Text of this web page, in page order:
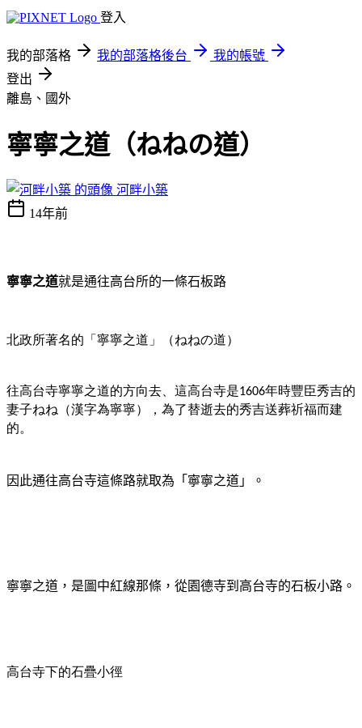
登入
我的部落格 我的部落格後台
我的帳號
登出
離島、國外
寧寧之道（ねねの道）
河畔小築
14年前
寧寧之道就是通往高台所的一條石板路
北政所著名的「寧寧之道」（ねねの道）
往高台寺寧寧之道的方向去、 這高台寺是1606年時豐臣秀吉的
妻子ねね（漢字為寧寧），為了替逝去的秀吉送葬祈福而建
的。
因此通往高台寺這條路就取為「寧寧之道」。
寧寧之道，是圖中紅線那條，從園德寺到高台寺的石板小路。
高台寺下的石疊小徑